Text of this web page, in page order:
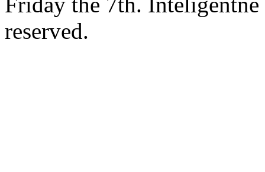
reserved.